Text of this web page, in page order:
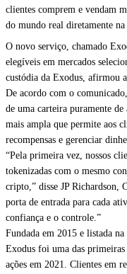
clientes comprem e vendam
do mundo real diretamente na
O novo serviço, chamado
elegíveis em mercados
custódia da Exodus, afirmou
De acordo com o
de uma carteira puramente
mais ampla que permite aos
recompensas e gerenciar
“Pela primeira vez, nossos
tokenizadas com o mesmo
cripto,” disse JP Richardson,
porta de entrada para cada
confiança e o controle.”
Fundada em 2015 e listada
Exodus foi uma das primeiras
ações em 2021. Clientes em